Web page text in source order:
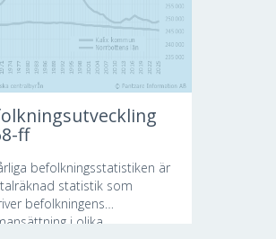
ff
befolkningsstatistiken är
statistik som
befolkningens
i olika...